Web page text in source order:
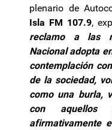
plenario de
Isla FM 107.9,
reclamo a las
Nacional adopta
contemplación
de la sociedad,
como una burla,
con aquellos
afirmativamente